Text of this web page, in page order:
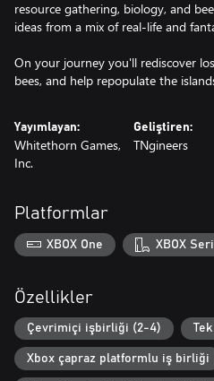
resource gathering, biology, and
ideas from a mix of real-life and
On your journey you'll rediscover
Yayımlayan:
Whitethorn Games,
Inc.
Geliştiren:
TNgineers
Platformlar
XBOX One XBOX
Özellikler
Çevrimiçi işbirliği (2-4)
Xbox çapraz platformlu iş birliği